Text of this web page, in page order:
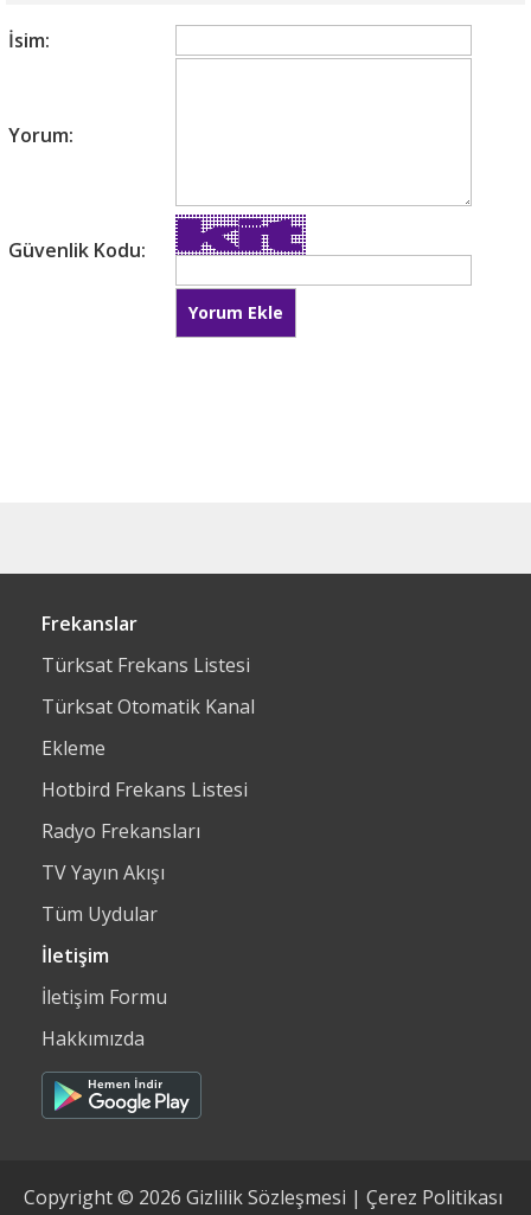
İsim:
Yorum:
Güvenlik Kodu:
Frekanslar
Türksat Frekans Listesi
Türksat Otomatik Kanal
Ekleme
Hotbird Frekans Listesi
Radyo Frekansları
TV Yayın Akışı
Tüm Uydular
İletişim
İletişim Formu
Hakkımızda
Copyright © 2026 Gizlilik Sözleşmesi | Çerez Politikası